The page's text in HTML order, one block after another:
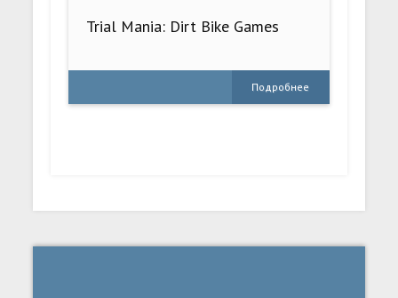
Trial Mania: Dirt Bike Games
Подробнее